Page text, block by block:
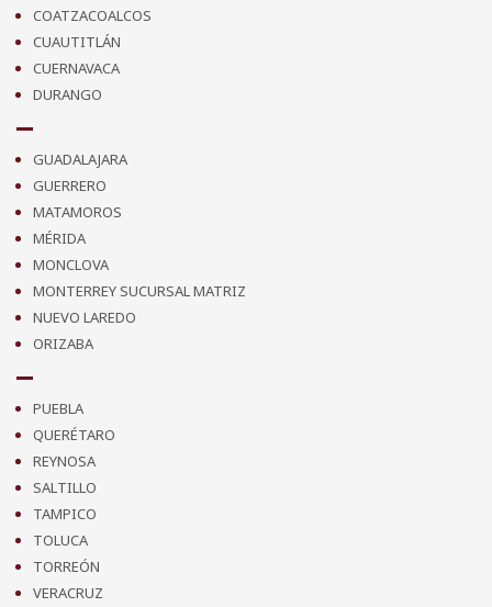
COATZACOALCOS
CUAUTITLÁN
CUERNAVACA
DURANGO
GUADALAJARA
GUERRERO
MATAMOROS
MÉRIDA
MONCLOVA
MONTERREY SUCURSAL MATRIZ
NUEVO LAREDO
ORIZABA
PUEBLA
QUERÉTARO
REYNOSA
SALTILLO
TAMPICO
TOLUCA
TORREÓN
VERACRUZ